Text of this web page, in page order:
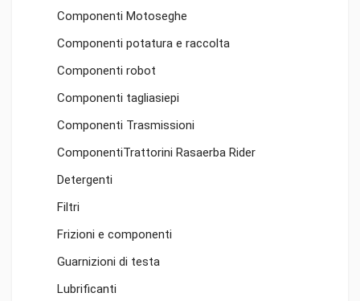
Componenti Motoseghe
Componenti potatura e raccolta
Componenti robot
Componenti tagliasiepi
Componenti Trasmissioni
ComponentiTrattorini Rasaerba Rider
Detergenti
Filtri
Frizioni e componenti
Guarnizioni di testa
Lubrificanti